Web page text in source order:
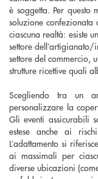
è soggetta. Per
soluzione confezionata
ciascuna realtà: esiste
settore
settore del commercio,
strutture ricettive quali
Scegliendo tra un
personalizzare la
Gli eventi assicurabili
estese anche ai
L’adattamento si
ai massimali per
diverse ubicazioni